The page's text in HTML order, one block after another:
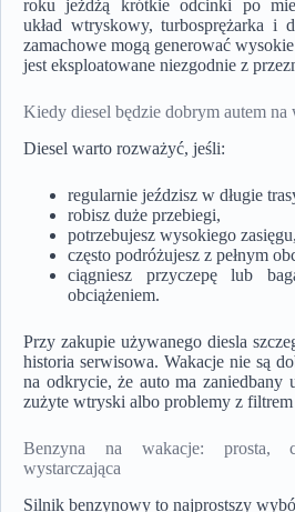
roku jeżdżą krótkie odcinki po
układ wtryskowy, turbosprężarka i
zamachowe mogą generować
jest eksploatowane niezgodnie z
Kiedy diesel będzie dobrym autem na
Diesel warto rozważyć, jeśli:
regularnie jeździsz w długie
robisz duże przebiegi,
potrzebujesz wysokiego zasięgu,
często podróżujesz z pełnym
ciągniesz przyczepę lub
obciążeniem.
Przy zakupie używanego diesla
historia serwisowa. Wakacje nie są
na odkrycie, że auto ma zaniedbany
zużyte wtryski albo problemy z filtrem
Benzyna na wakacje: prosta,
wystarczająca
Silnik benzynowy to najprostszy